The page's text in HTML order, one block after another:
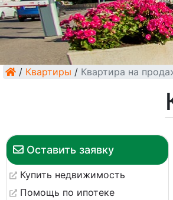
/ Квартиры / Квартира на
Оставить заявку
Купить недвижимость
Помощь по ипотеке